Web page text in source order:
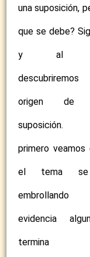
una suposición,
que se debe?
y al
origen de
suposición.
primero veamos
el tema
evidencia
termina